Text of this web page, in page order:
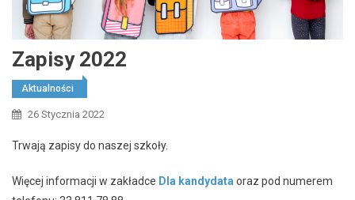
Zapisy 2022
Aktualności
26 Stycznia 2022
Trwają zapisy do naszej szkoły.
Więcej informacji w zakładce Dla kandydata oraz pod numerem